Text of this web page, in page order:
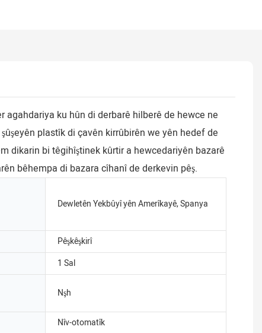
ku hûn di derbarê hilberê de hewce ne
plastîk di çavên kirrûbirên we yên hedef de
dikarin bi têgihîştinek kûrtir a hewcedariyên bazarê
bêhempa di bazara cîhanî de derkevin pêş.
Dewletên Yekbûyî yên Amerîkayê, Spanya
Pêşkêşkirî
1 Sal
Nşh
Nîv-otomatîk